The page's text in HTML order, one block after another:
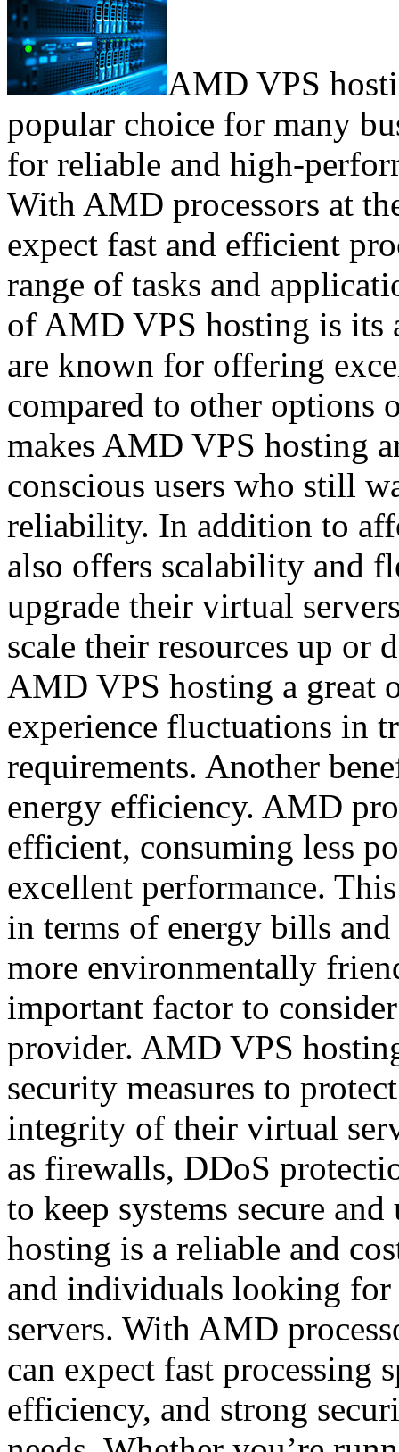
AMD VPS
popular choice for many
for reliable and high-
With AMD processors at
expect fast and efficient
range of tasks and
of AMD VPS hosting is its
are known for offering
compared to other options
makes AMD VPS hosting
conscious users who still
reliability. In addition to
also offers scalability and
upgrade their virtual
scale their resources up or
AMD VPS hosting a great
experience fluctuations in
requirements. Another
energy efficiency. AMD
efficient, consuming less
excellent performance.
in terms of energy bills
more environmentally
important factor to
provider. AMD VPS
security measures to
integrity of their virtual
as firewalls, DDoS
to keep systems secure
hosting is a reliable and
and individuals looking
servers. With AMD
can expect fast processing
efficiency, and strong